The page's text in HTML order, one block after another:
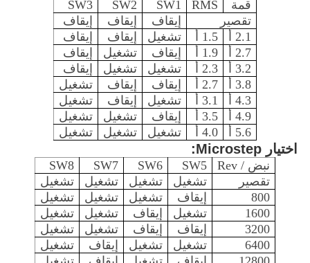
قمة RMS
SW1
SW2
SW3
تقصير
إيقاف إيقاف
إيقاف
2.1 أ
1.5 أ تشغيل إيقاف
إيقاف
2.7 أ
1.9 أ إيقاف تشغيل
إيقاف
3.2 أ
2.3 أ تشغيل تشغيل
إيقاف
3.8 أ
2.7 أ إيقاف إيقاف
تشغيل
4.3 أ
3.1 أ تشغيل إيقاف
تشغيل
4.9 أ
3.5 أ إيقاف تشغيل
تشغيل
5.6 أ
4.0 أ تشغيل تشغيل تشغيل
اختيار Microstep:
نبض / Rev SW5
SW6
SW7
SW8
تقصير
تشغيل تشغيل تشغيل
تشغيل
800
إيقاف تشغيل تشغيل
تشغيل
1600
تشغيل إيقاف تشغيل
تشغيل
3200
إيقاف إيقاف تشغيل
تشغيل
6400
تشغيل تشغيل إيقاف
تشغيل